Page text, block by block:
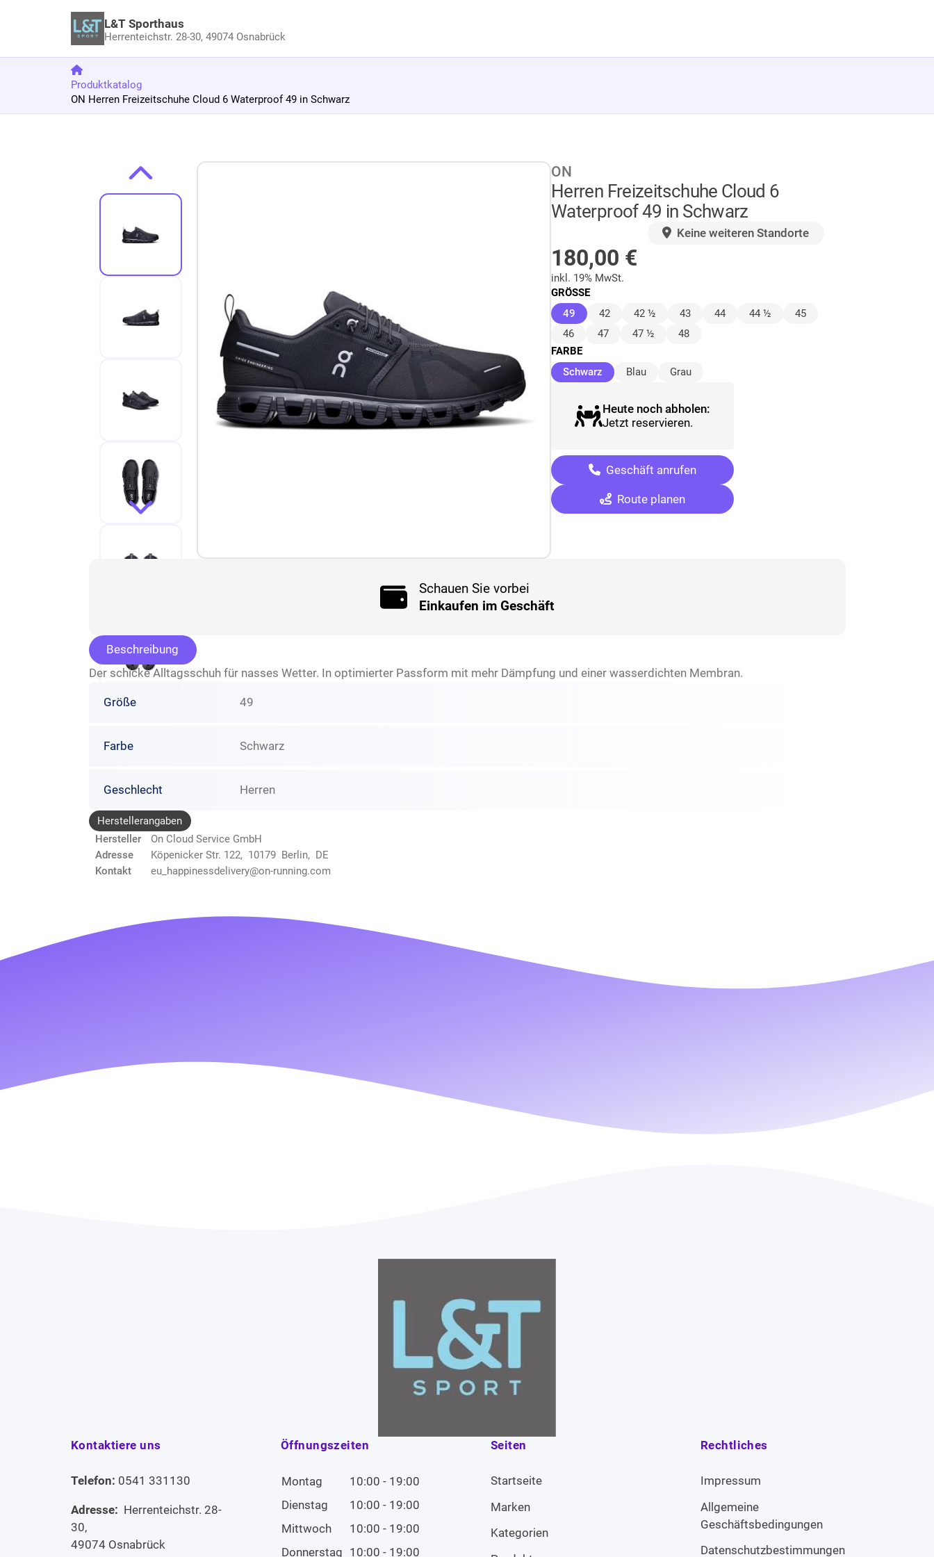
L&T Sporthaus
Herrenteichstr. 28-30,49074 Osnabrück
Produktkatalog
ON Herren Freizeitschuhe Cloud 6 Waterproof 49 in Schwarz
Zur Produktbeschreibung springen ON
Herren Freizeitschuhe Cloud 6
Waterproof 49 in Schwarz
Keine weiteren Standorte
180,00 €
inkl. 19% MwSt.
GRÖSSE
49 (ausgewählt)
42 42 ½ 43 44 44 ½
45
46
47 47 ½
48
FARBE
Schwarz (ausgewählt)
Blau Grau
Heute noch abholen:
Jetzt reservieren.
Geschäft anrufen
Route planen
Schauen Sie vorbei
Einkaufen im Geschäft
Beschreibung
Der schicke Alltagsschuh für nasses Wetter. In optimierter Passform mit mehr Dämpfung und einer wasserdichten Membran.
Größe 49
Farbe Schwarz
Geschlecht Herren
Herstellerangaben
Hersteller
On Cloud Service GmbH
Adresse
Köpenicker Str. 122, 10179 Berlin, DE
Kontakt
eu_happinessdelivery@on-running.com
Kontaktiere uns
Telefon: 0541 331130
Adresse: Herrenteichstr. 28-
30,
49074 Osnabrück
Öffnungszeiten
Montag
10:00 - 19:00
Dienstag
10:00 - 19:00
Mittwoch
10:00 - 19:00
Donnerstag 10:00 - 19:00
Seiten
Startseite
Marken
Kategorien
Rechtliches
Impressum
Allgemeine
Geschäftsbedingungen
Datenschutzbestimmungen